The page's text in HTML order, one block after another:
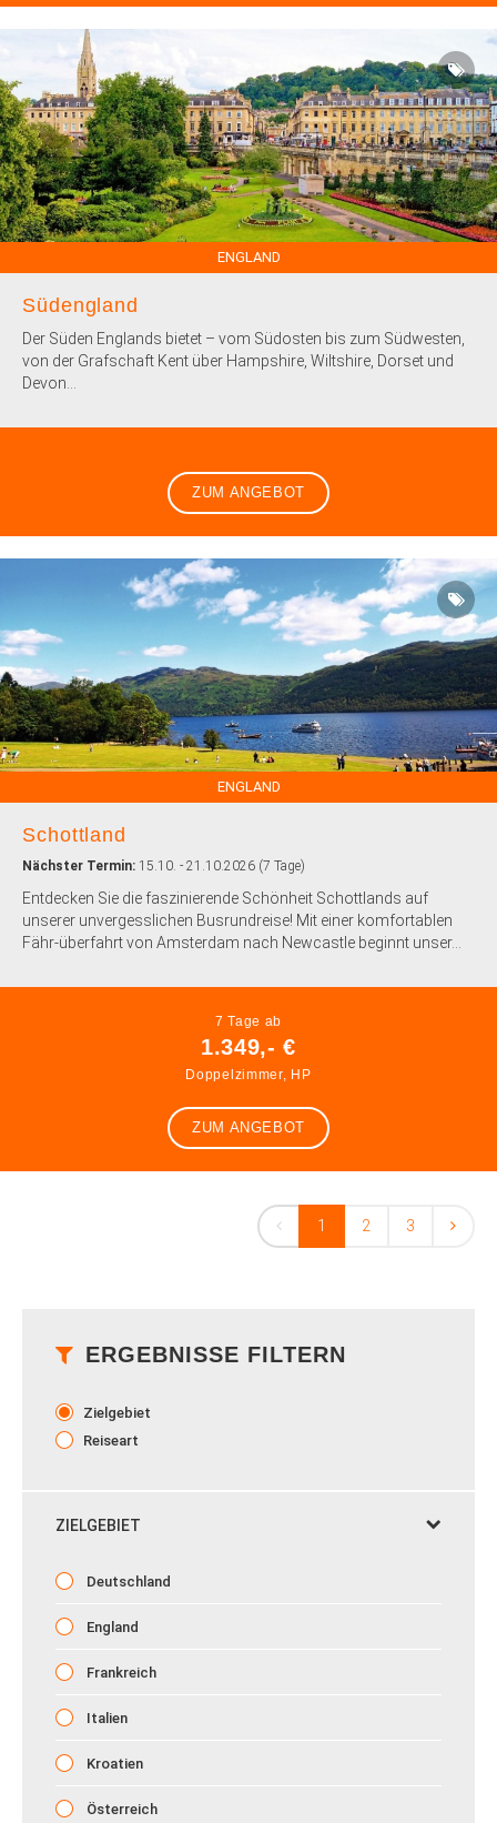
ENGLAND
Südengland
Der Süden Englands bietet – vom Südosten bis zum Südwesten,
von der Grafschaft Kent über Hampshire, Wiltshire, Dorset und
Devon...
ZUM ANGEBOT
ENGLAND
Schottland
Nächster Termin: 15.10. - 21.10.2026 (7 Tage)
Entdecken Sie die faszinierende Schönheit Schottlands auf
unserer unvergesslichen Busrundreise! Mit einer komfortablen
Fähr-überfahrt von Amsterdam nach Newcastle beginnt unser...
7 Tage ab
1.349,- €
Doppelzimmer, HP
ZUM ANGEBOT
1 2 3
ERGEBNISSE FILTERN
Zielgebiet
Reiseart
ZIELGEBIET
Deutschland
England
Frankreich
Italien
Kroatien
Österreich